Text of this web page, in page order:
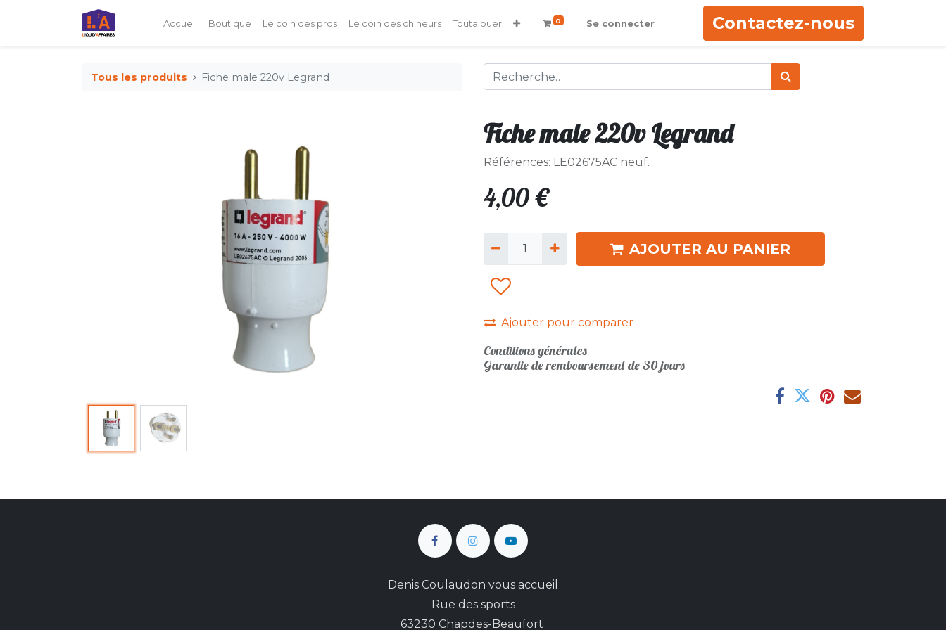
Accueil Boutique Le coin des pros Le coin des chineurs Toutalouer 0 Se connecter Contactez-nous
Tous les produits Fiche male 220v Legrand
Fiche male 220v Legrand
Références: LE02675AC neuf.
4,00€
AJOUTER AU PANIER
Ajouter pour comparer
Conditions générales
Garantie de remboursement de 30 jours
Denis Coulaudon vous accueil
Rue des sports
63230 Chapdes-Beaufort